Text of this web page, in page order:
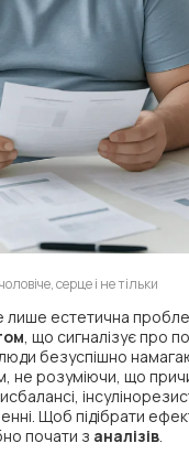
серце і не тільки
лише естетична
, що сигналізує про
безуспішно
не розуміючи, що
Щоб підібрати
почати з аналізів.